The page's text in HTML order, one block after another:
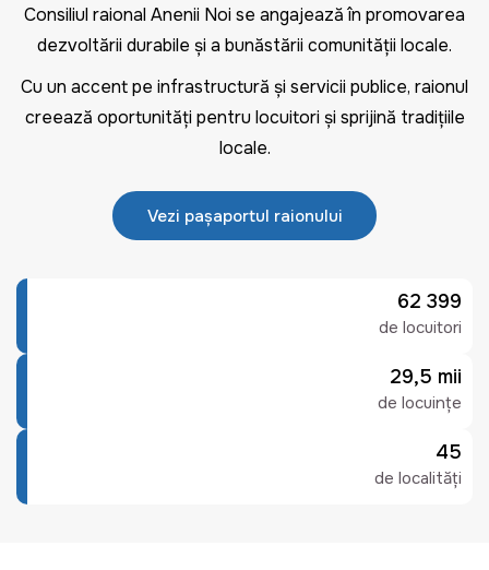
Consiliul raional Anenii Noi se angajează în promovarea
dezvoltării durabile și a bunăstării comunității locale.
Cu un accent pe infrastructură și servicii publice, raionul
creează oportunități pentru locuitori și sprijină tradițiile
locale.
Vezi pașaportul raionului
62 399
de locuitori
29,5 mii
de locuințe
45
de localități